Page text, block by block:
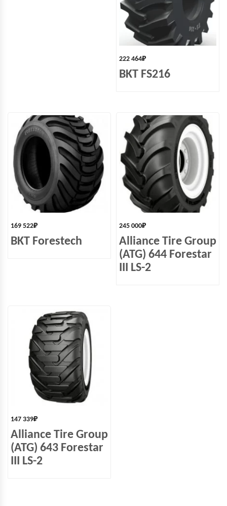
222 464₽
BKT FS216
169 522₽
BKT Forestech
245 000₽
Alliance Tire Group
(ATG) 644 Forestar
III LS-2
147 339₽
Alliance Tire Group
(ATG) 643 Forestar
III LS-2